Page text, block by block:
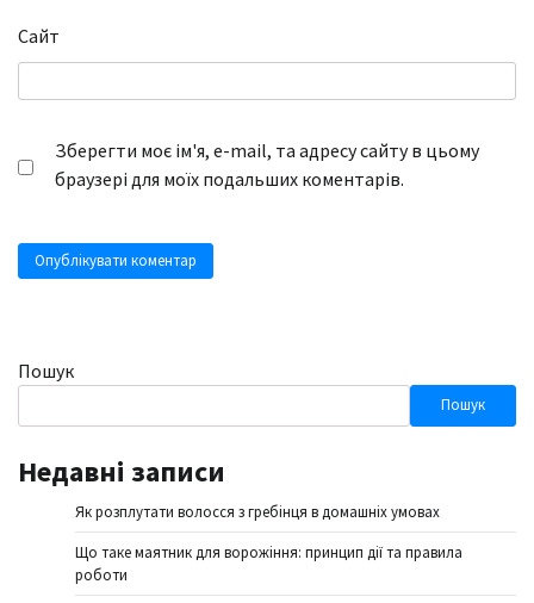
Сайт
Зберегти моє ім'я, e-mail, та адресу сайту в цьому
браузері для моїх подальших коментарів.
Пошук
Пошук
Недавні записи
Як розплутати волосся з гребінця в домашніх умовах
Що таке маятник для ворожіння: принцип дії та правила
роботи